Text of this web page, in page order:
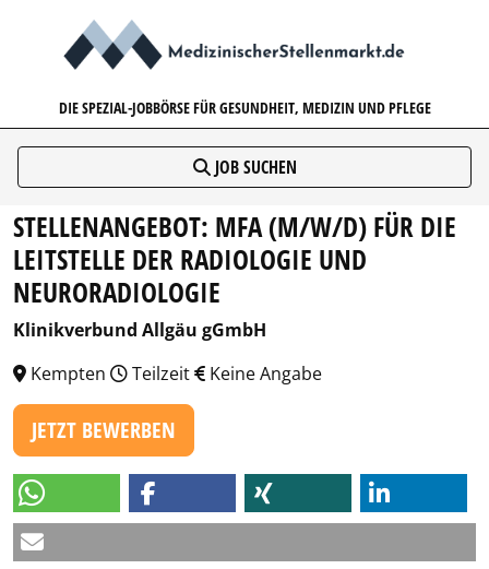
DIE SPEZIAL-JOBBÖRSE FÜR GESUNDHEIT, MEDIZIN UND PFLEGE
JOB SUCHEN
STELLENANGEBOT: MFA (M/W/D) FÜR DIE
LEITSTELLE DER RADIOLOGIE UND
NEURORADIOLOGIE
Klinikverbund Allgäu gGmbH
Kempten
Teilzeit Keine Angabe
JETZT BEWERBEN